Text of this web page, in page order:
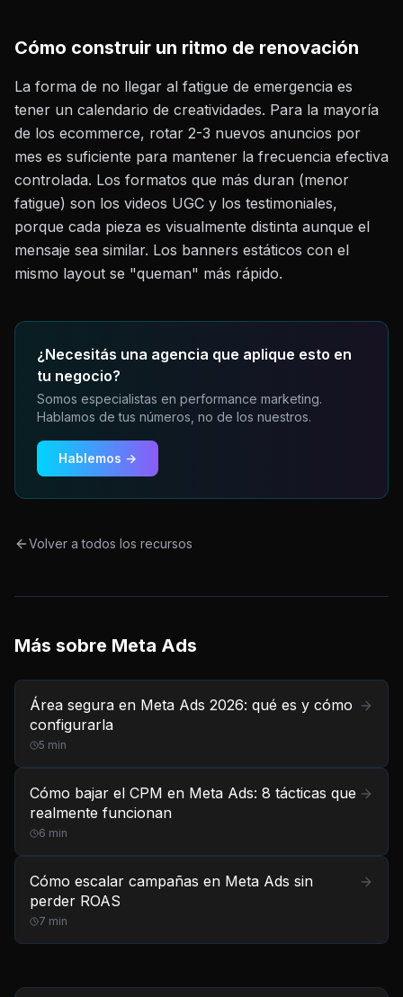
Cómo construir un ritmo de renovación
La forma de no llegar al fatigue de emergencia es
tener un calendario de creatividades. Para la mayoría
de los ecommerce, rotar 2-3 nuevos anuncios por
mes es suficiente para mantener la frecuencia efectiva
controlada. Los formatos que más duran (menor
fatigue) son los videos UGC y los testimoniales,
porque cada pieza es visualmente distinta aunque el
mensaje sea similar. Los banners estáticos con el
mismo layout se "queman" más rápido.
¿Necesitás una agencia que aplique esto en
tu negocio?
Somos especialistas en performance marketing.
Hablamos de tus números, no de los nuestros.
Hablemos →
Volver a todos los recursos
Más sobre Meta Ads
Área segura en Meta Ads 2026: qué es y cómo
configurarla
5 min
Cómo bajar el CPM en Meta Ads: 8 tácticas que
realmente funcionan
6 min
Cómo escalar campañas en Meta Ads sin
perder ROAS
7 min